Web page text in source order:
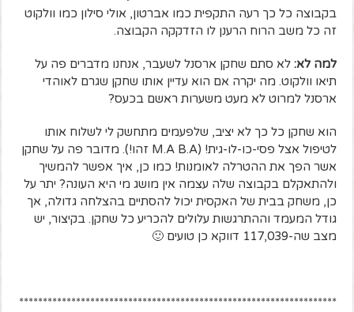
בקבוצה כל כך רעה התקפית כמו אברטון, אולי סילון כמו וולקוט
זה כל משב הרוח הרענן לו הזדקקה הקבוצה.
למה לא:לא סתם שחקן ארסנל לשעבר, אנחנו מדברים פה על
תיאו וולקוט. מה יקרה אם הוא עדיין אותו שחקן שגרם לאוהדי
ארסנל למרוט לא מעט משערות ראשם בכעס?
הוא שחקן כל כך לא יציב, שלפעמים מתחשק לי לשלוח אותו
לטיפול אצל פסי-כו-לו-גית! (M.A B.A זהו!). מדובר פה על שחקן
אשר הפך את ההטרלה לאומנות! כמו כן, איך אפשר להמשיך
ולהתאקלם בקבוצה שלה עצמה אין מושג מי היא העונה? יתר על
כן, משחק בבית של האקסית יכול להסתיים בהצלחה גדולה, אך
גודל המעמד וההתרגשות עלולים להכריע כל שחקן. בקיצור, יש
מצב שה-117,039 דווקא כן טועים 🙂
*******************************************************************